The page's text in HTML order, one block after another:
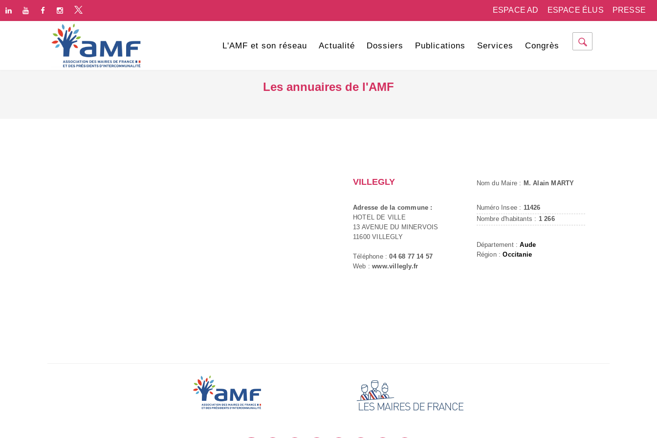
PRESSE
ESPACE ÉLUS
ESPACE AD
L'AMF et son réseau Actualité Dossiers Publications Services Congrès
Les annuaires de l'AMF
VILLEGLY
Adresse de la commune :
HOTEL DE VILLE
13 AVENUE DU MINERVOIS
11600 VILLEGLY
Téléphone :04 68 77 14 57
Web :www.villegly.fr
Nom du Maire : M. Alain MARTY
Numéro Insee : 11426
Nombre d'habitants : 1 266
Département :Aude
Région :Occitanie